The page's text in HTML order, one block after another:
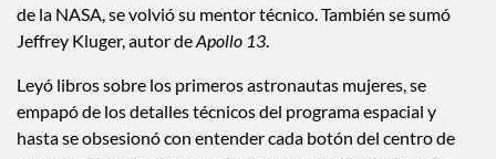
de la NASA, se volvió su mentor técnico. También se sumó
Jeffrey Kluger, autor deApollo 13.
Leyó libros sobre los primeros astronautas mujeres, se
empapó de los detalles técnicos del programa espacial y
hasta se obsesionó con entender cada botón del centro de